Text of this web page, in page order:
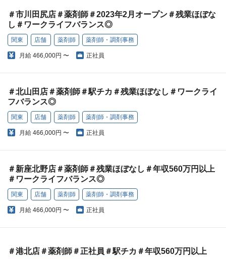
＃市川田尻店＃薬剤師＃2023年2月オープン＃残業ほぼな
し＃ワークライフバランス◎
関東 店舗 薬剤師 薬剤師・調剤事務
月給 466,000円 〜 正社員
＃北山田店＃薬剤師＃駅チカ＃残業ほぼなし＃ワークライ
フバランス◎
関東 店舗 薬剤師 薬剤師・調剤事務
月給 466,000円 〜 正社員
＃新座北野店＃薬剤師＃残業ほぼなし＃年収560万円以上
＃ワークライフバランス◎
関東 店舗 薬剤師 薬剤師・調剤事務
月給 466,000円 〜 正社員
＃港北店＃薬剤師＃正社員＃駅チカ＃年収560万円以上